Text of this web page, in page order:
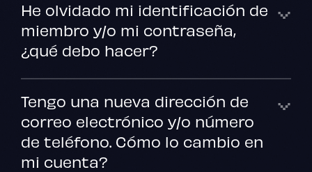
He olvidado mi identificación de
miembro y/o mi contraseña,
¿qué debo hacer?
Tengo una nueva dirección de
correo electrónico y/o número
de teléfono. Cómo lo cambio en
mi cuenta?